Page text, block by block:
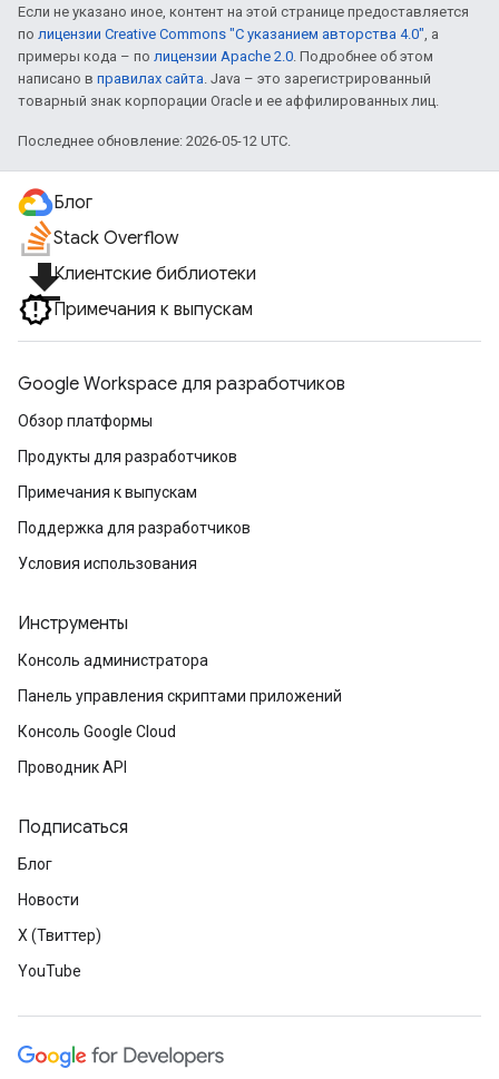
Если не указано иное, контент на этой странице предоставляется
по лицензии Creative Commons "С указанием авторства 4.0", а
примеры кода – по лицензии Apache 2.0. Подробнее об этом
написано в правилах сайта. Java – это зарегистрированный
товарный знак корпорации Oracle и ее аффилированных лиц.
Последнее обновление: 2026-05-12 UTC.
Блог
Stack Overflow
file_downloadКлиентские библиотеки
Примечания к выпускам
Google Workspace для разработчиков
Обзор платформы
Продукты для разработчиков
Примечания к выпускам
Поддержка для разработчиков
Условия использования
Инструменты
Консоль администратора
Панель управления скриптами приложений
Консоль Google Cloud
Проводник API
Подписаться
Блог
Новости
X (Твиттер)
YouTube